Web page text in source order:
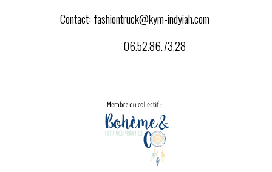
Contact:fashiontruck@kym-indyiah.com
06.52.86.73.28